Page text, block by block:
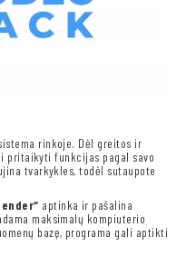
rinkoje. Dėl greitos ir
pritaikyti funkcijas pagal savo
tvarkykles, todėl sutaupote
aptinka ir pašalina
maksimalų kompiuterio
bazę, programa gali aptikti